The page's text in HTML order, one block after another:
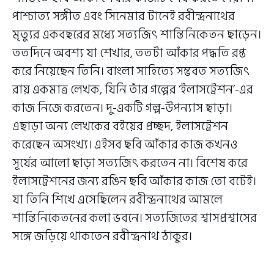
পাশ্চাত্য সঙ্গীত এবং সিনেমার টানেই রবীন্দ্রনাথের
মৃত্যুর একবছরের মধ্যে সত্যজিৎ শান্তিনিকেতন ছাড়েন।
ততদিনে অবশ্য যা শেখার, ততটা আঁকার পদ্ধতি রপ্ত
করে নিয়েছেন তিনি। বাংলা সাহিত্যে সম্ভবত সত্যজিৎ
রায় একমাত্র লেখক, যিনি তাঁর গল্পের ‘ইলাসট্রেশন’-এর
কাজ নিজে করতেন। দু-একটি গল্প-উপন্যাস ছাড়া।
এছাড়া অন্য লেখকের বইয়ের প্রচ্ছদ, ইলাসট্রেশন
করেছেন অসংখ্য। এইসব ছবি আঁকার কাজ কখনও
সূর্যের আলো ছাড়া সত্যজিৎ করতেন না। বিশেষ করে
ইলাসট্রেশনের জন্য রঙিন ছবি আঁকার কাজ তো বটেই।
যা তিনি শিখে এসেছিলেন রবীন্দ্রনাথের আমলে
শান্তিনিকেতনের কলা ভবনে। সত্যজিতের শ্বাসপ্রশ্বাসের
সঙ্গে জড়িয়ে থাকতেন রবীন্দ্রনাথ ঠাকুর।